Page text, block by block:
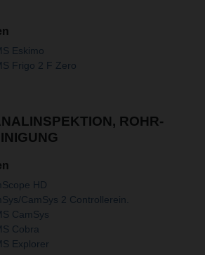
Eskimo
Frigo 2 F Zero
ROHR-
HD
CamSys 2 Controllerein.
CamSys
Cobra
Explorer